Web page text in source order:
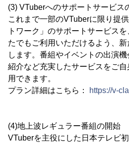
(3) VTuberへのサポートサービス
これまで一部のVTuberに限り提
トワーク」のサポートサービス
たでもご利用いただけるよう、
します。番組やイベントの出演
紹介など充実したサービスをご
用できます。
プラン詳細はこちら：
https://v-
(4)地上波レギュラー番組の開始
VTuberを主役にした日本テレビ